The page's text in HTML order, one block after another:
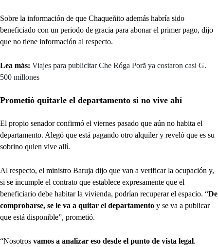
Sobre la información de que Chaqueñito además habría sido
beneficiado con un periodo de gracia para abonar el primer pago, dijo
que no tiene información al respecto.
Lea más: Viajes para publicitar Che Róga Porã ya costaron casi G.
500 millones
Prometió quitarle el departamento si no vive ahí
El propio senador confirmó el viernes pasado que aún no habita el
departamento. Alegó que está pagando otro alquiler y reveló que es su
sobrino quien vive allí.
Al respecto, el ministro Baruja dijo que van a verificar la ocupación y,
si se incumple el contrato que establece expresamente que el
beneficiario debe habitar la vivienda, podrían recuperar el espacio. “De
comprobarse, se le va a quitar el departamento y se va a publicar
que está disponible”, prometió.
“Nosotros vamos a analizar eso desde el punto de vista legal.